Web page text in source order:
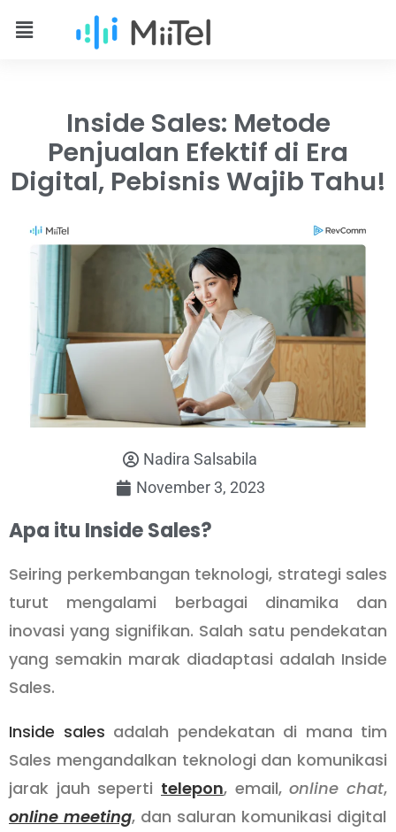
Inside Sales: Metode
Penjualan Efektif di Era
Digital, Pebisnis Wajib Tahu!
Nadira Salsabila
November 3, 2023
Apa itu Inside Sales?
Seiring perkembangan teknologi, strategi sales
turut mengalami berbagai dinamika dan
inovasi yang signifikan. Salah satu pendekatan
yang semakin marak diadaptasi adalah Inside
Sales.
Inside sales adalah pendekatan di mana tim
Sales mengandalkan teknologi dan komunikasi
jarak jauh seperti telepon, email,online chat,
online meeting, dan saluran komunikasi digital